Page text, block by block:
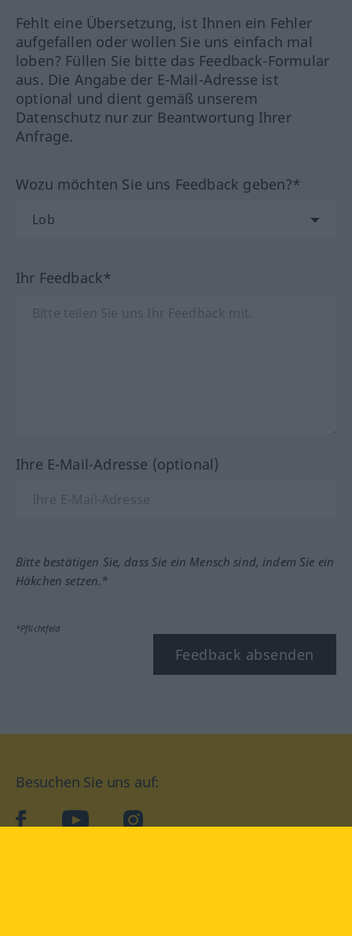
Fehlt eine Übersetzung, ist Ihnen ein Fehler
aufgefallen oder wollen Sie uns einfach mal
loben? Füllen Sie bitte das Feedback-Formular
aus. Die Angabe der E-Mail-Adresse ist
optional und dient gemäß unserem
Datenschutz nur zur Beantwortung Ihrer
Anfrage.
Wozu möchten Sie uns Feedback geben?*
Ihr Feedback*
Ihre E-Mail-Adresse (optional)
Bitte bestätigen Sie, dass Sie ein Mensch sind, indem Sie ein
Häkchen setzen.*
*Pflichtfeld
Feedback absenden
Besuchen Sie uns auf:
facebookYouTube Instagram